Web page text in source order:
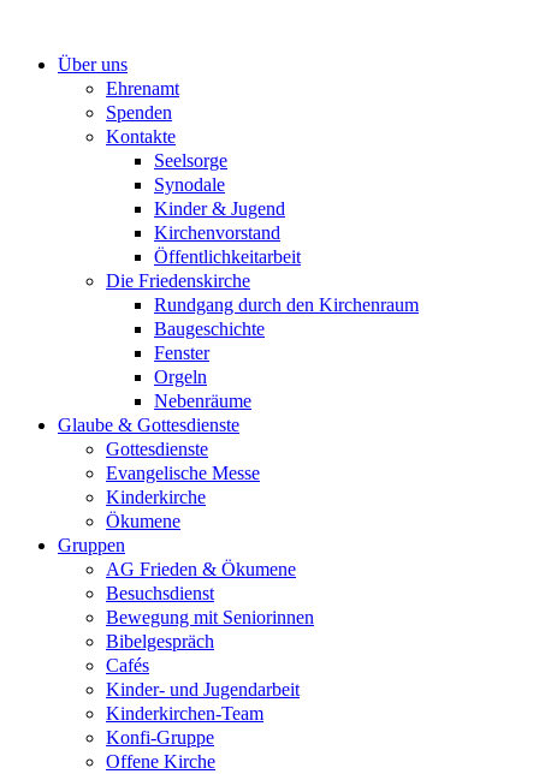
springenÜber uns
Ehrenamt
Spenden
Kontakte
Seelsorge
Synodale
Kinder & Jugend
Kirchenvorstand
Öffentlichkeitarbeit
Die Friedenskirche
Rundgang durch den Kirchenraum
Baugeschichte
Fenster
Orgeln
Nebenräume
Glaube & Gottesdienste
Gottesdienste
Evangelische Messe
Kinderkirche
Ökumene
Gruppen
AG Frieden & Ökumene
Besuchsdienst
Bewegung mit Seniorinnen
Bibelgespräch
Cafés
Kinder- und Jugendarbeit
Kinderkirchen-Team
Konfi-Gruppe
Offene Kirche